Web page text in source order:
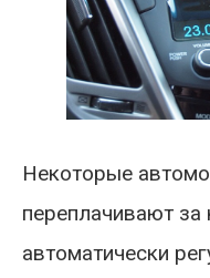
Некоторые
переплачивают
автоматически